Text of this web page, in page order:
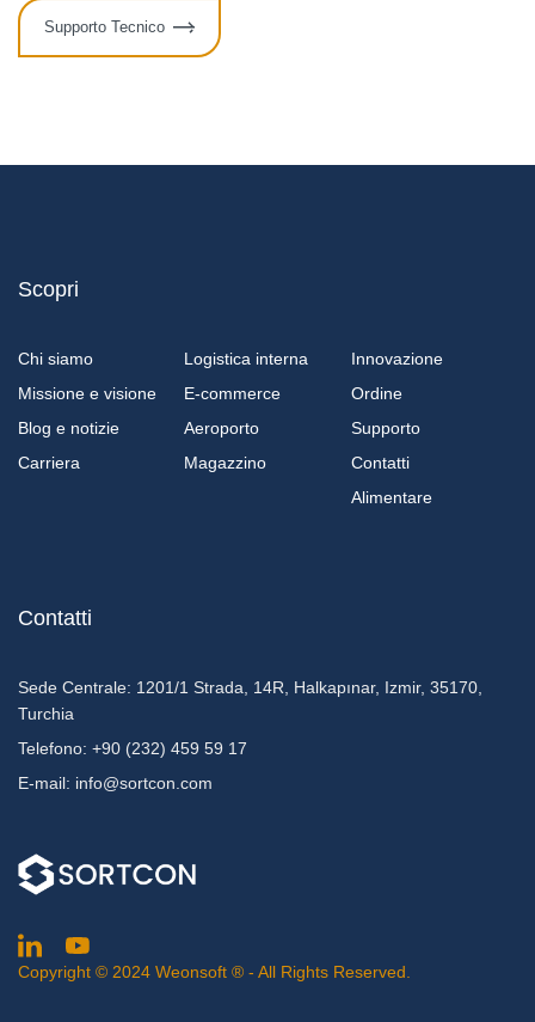
Supporto Tecnico
Scopri
Chi siamo Logistica interna
Innovazione
Missione e visione
E-commerce
Ordine
Blog e notizie
Aeroporto
Supporto
Carriera
Magazzino
Contatti
Alimentare
Contatti
Sede Centrale: 1201/1 Strada, 14R, Halkapınar, Izmir, 35170,
Turchia
Telefono: +90 (232) 459 59 17
E-mail: info@sortcon.com
Copyright © 2024 Weonsoft ® - All Rights Reserved.